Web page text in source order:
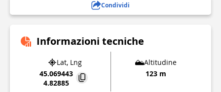
Condividi
Informazioni tecniche
Lat, Lng
45.069443
4.82885
Altitudine
123 m